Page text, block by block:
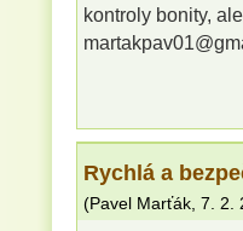
kontroly bonity,
Rychlá a
(Pavel Marťák, 7. 2.